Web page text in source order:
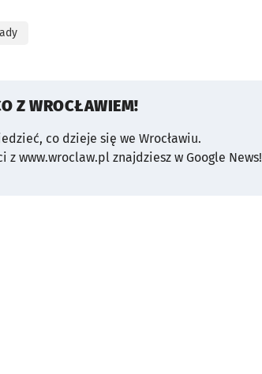
Z WROCŁAWIEM!
co dzieje się we Wrocławiu.
z www.wroclaw.pl znajdziesz w Google News!